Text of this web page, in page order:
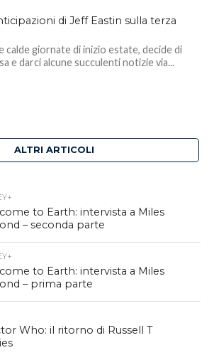
di Jeff Eastin sulla terza
calde giornate di inizio estate, decide di
e darci alcune succulenti notizie via...
ALTRI ARTICOLI
to Earth: intervista a Miles
– seconda parte
to Earth: intervista a Miles
– prima parte
Who: il ritorno di Russell T